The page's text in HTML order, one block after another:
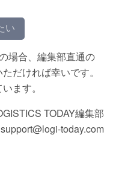
い
場合、編集部直通の
だければ幸いです。
ます。
TODAY編集部
today.com